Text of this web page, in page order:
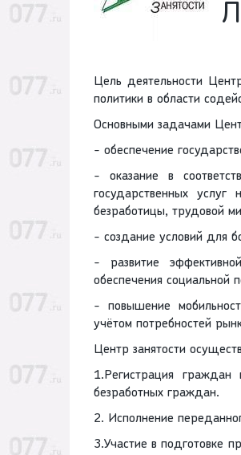
Цель деятельности
политики в области
Основными задачами
- обеспечение
- оказание в
государственных
безработицы, трудовой
- создание условий для
- развитие
обеспечения
- повышение
учётом потребностей
Центр занятости
1.Регистрация
безработных граждан.
2. Исполнение
3.Участие в подготовке